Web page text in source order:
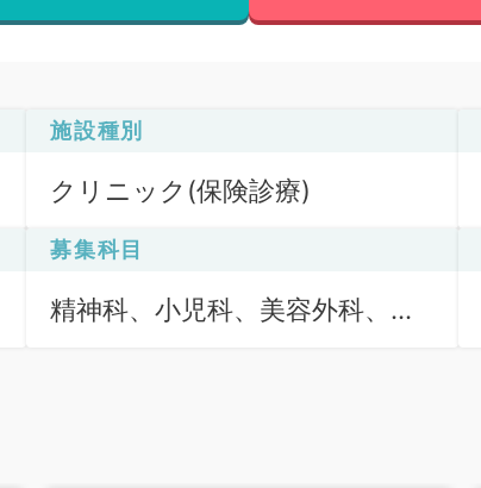
施設種別
クリニック(保険診療)
募集科目
精神科、小児科、美容外科、呼